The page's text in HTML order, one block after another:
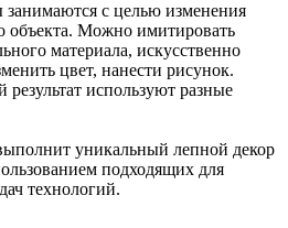
с целью изменения
объекта. Можно имитировать
материала, искусственно
цвет, нанести рисунок.
используют разные
уникальный лепной декор
подходящих для
технологий.